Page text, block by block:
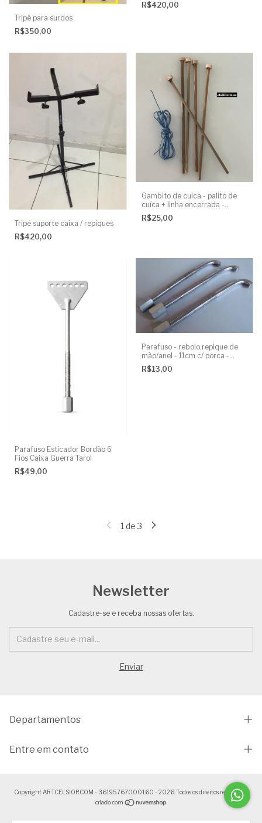
Tripé para surdos
R$350,00
R$420,00
Tripé suporte caixa / repiques
R$420,00
Gambito de cuica - palito de
cuíca + linha encerrada -
UNIDADE
R$25,00
Parafuso Esticador Bordão 6
Fios Caixa Guerra Tarol
R$49,00
Parafuso - rebolo,repique de
mão/anel - 11cm c/ porca -
UNIDADE
R$13,00
1 de 3
Newsletter
Cadastre-se e receba nossas ofertas.
Departamentos
Entre em contato
Copyright ARTCELSIOR.COM - 36195767000160 - 2026. Todos os direitos reservados.